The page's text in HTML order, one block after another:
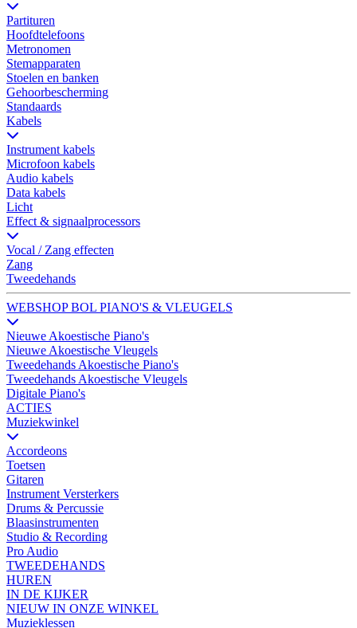
Partituren
Hoofdtelefoons
Metronomen
Stemapparaten
Stoelen en banken
Gehoorbescherming
Standaards
Kabels
Instrument kabels
Microfoon kabels
Audio kabels
Data kabels
Licht
Effect & signaalprocessors
Vocal / Zang effecten
Zang
Tweedehands
WEBSHOP BOL PIANO'S & VLEUGELS
Nieuwe Akoestische Piano's
Nieuwe Akoestische Vleugels
Tweedehands Akoestische Piano's
Tweedehands Akoestische Vleugels
Digitale Piano's
ACTIES
Muziekwinkel
Accordeons
Toetsen
Gitaren
Instrument Versterkers
Drums & Percussie
Blaasinstrumenten
Studio & Recording
Pro Audio
TWEEDEHANDS
HUREN
IN DE KIJKER
NIEUW IN ONZE WINKEL
Muzieklessen